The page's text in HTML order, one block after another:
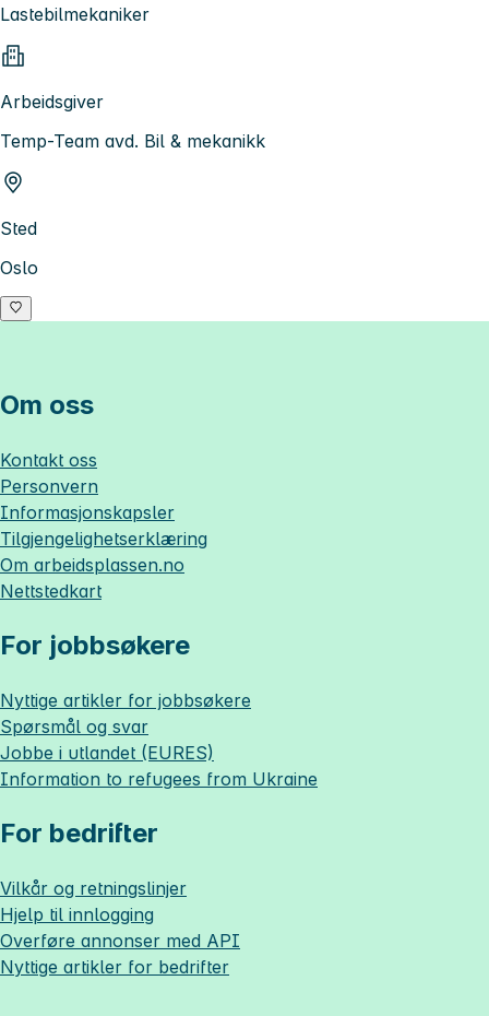
Lastebilmekaniker
Arbeidsgiver
Temp-Team avd. Bil & mekanikk
Sted
Oslo
Om oss
Kontakt oss
Personvern
Informasjonskapsler
Tilgjengelighetserklæring
Om arbeidsplassen.no
Nettstedkart
For jobbsøkere
Nyttige artikler for jobbsøkere
Spørsmål og svar
Jobbe i utlandet (EURES)
Information to refugees from Ukraine
For bedrifter
Vilkår og retningslinjer
Hjelp til innlogging
Overføre annonser med API
Nyttige artikler for bedrifter